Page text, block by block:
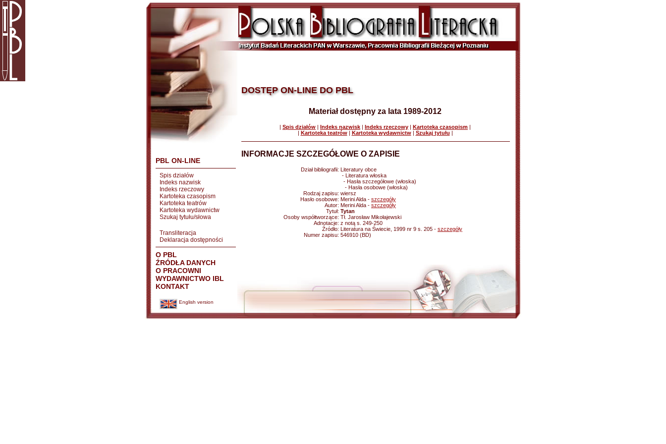
PBL ON-LINE
Spis działów
Indeks nazwisk
Indeks rzeczowy
Kartoteka czasopism
Kartoteka teatrów
Kartoteka wydawnictw
Szukaj tytułu/słowa
Transliteracja
Deklaracja dostępności
O PBL
ŹRÓDŁA DANYCH
O PRACOWNI
WYDAWNICTWO IBL
KONTAKT
English version
DOSTĘP ON-LINE DO PBL
Materiał dostępny za lata 1989-2012
| Spis działów | Indeks nazwisk | Indeks rzeczowy | Kartoteka czasopism |
| Kartoteka teatrów| Kartoteka wydawnictw| Szukaj tytułu |
INFORMACJE SZCZEGÓŁOWE O ZAPISIE
Dział bibliografii: Literatury obce
- Literatura włoska
- Hasła szczegółowe (włoska)
- Hasła osobowe (włoska)
Rodzaj zapisu: wiersz
Hasło osobowe: Merini Alda - szczegóły
Autor: Merini Alda - szczegóły
Tytuł: Tytan
Osoby współtworzące: Tł. Jarosław Mikołajewski
Adnotacje: z notą s. 249-250
Źródło: Literatura na Świecie, 1999 nr 9 s. 205 - szczegóły
Numer zapisu: 546910 (BD)